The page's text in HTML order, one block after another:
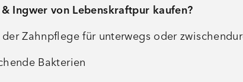
Ingwer von Lebenskraftpur kaufen?
Zahnpflege für unterwegs oder
Bakterien